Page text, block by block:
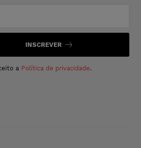
INSCREVER
a Política de privacidade.